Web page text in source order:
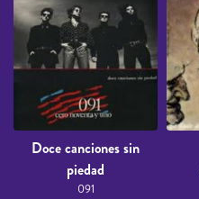
Doce canciones sin
piedad
091